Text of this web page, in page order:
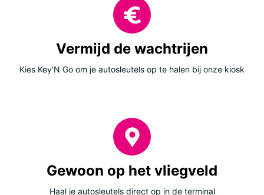
Vermijd de wachtrijen
Kies Key'N Go om je autosleutels op te halen bij onze kiosk
Gewoon op het vliegveld
Haal je autosleutels direct op in de terminal